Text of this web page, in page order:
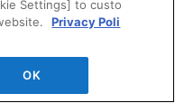
Settings] to custo
Privacy Poli
OK